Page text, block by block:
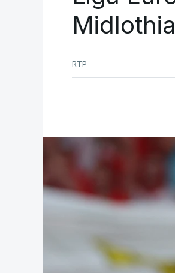
RTP